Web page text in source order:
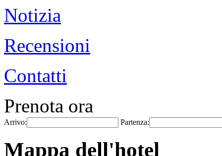
Notizia
Recensioni
Contatti
Prenota ora
Arrivo: Partenza:
Mappa dell'hotel